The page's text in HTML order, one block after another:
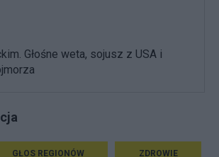
Głośne weta, sojusz z USA i
GŁOS REGIONÓW ZDROWIE